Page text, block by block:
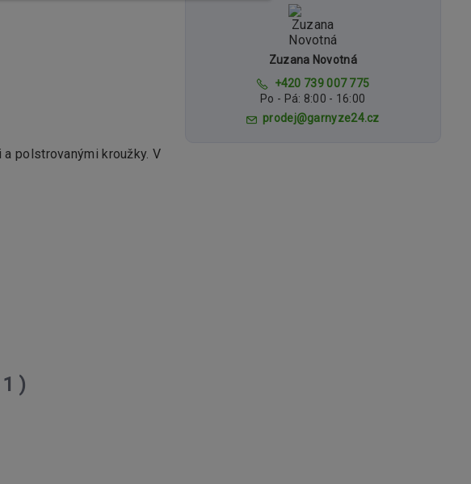
polstrovanými kroužky. V
Zuzana Novotná
+420 739 007 775
Po - Pá: 8:00 - 16:00
prodej@garnyze24.cz
1